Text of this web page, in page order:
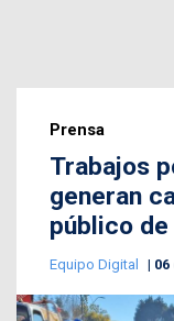
Prensa
Trabajos
generan
público
Equipo Digital